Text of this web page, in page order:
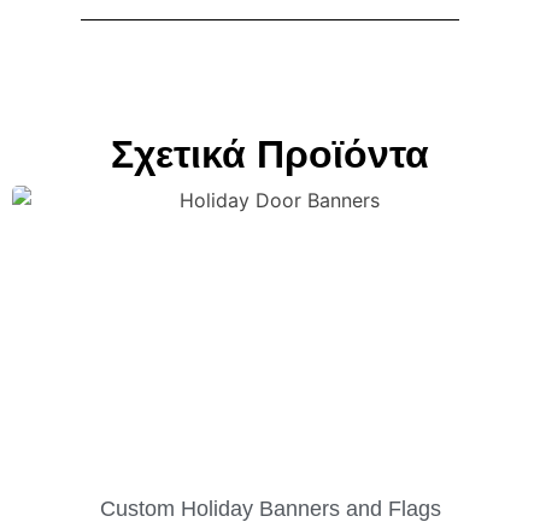
Σχετικά Προϊόντα
Custom Holiday Banners and Flags